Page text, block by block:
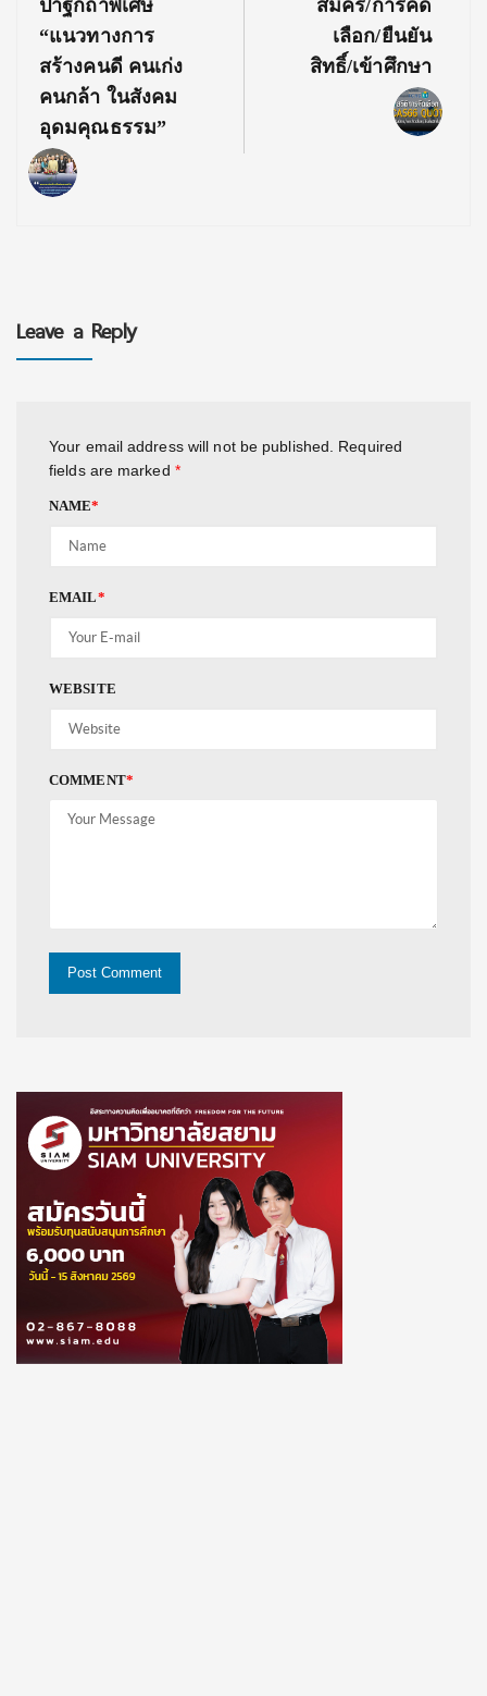
ปาฐกถาพิเศษ
“แนวทางการ
สร้างคนดี คนเก่ง
คนกล้า ในสังคม
อุดมคุณธรรม”
สมัคร/การคัด
เลือก/ยืนยัน
สิทธิ์/เข้าศึกษา
Leave a Reply
Your email address will not be published.
Required
fields are marked *
NAME*
EMAIL*
WEBSITE
COMMENT*